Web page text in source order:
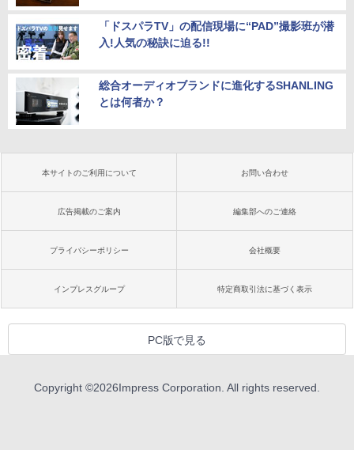
「ドスパラTV」の配信現場に“PAD”撮影班が潜
入!人気の秘訣に迫る!!
総合オーディオブランドに進化するSHANLING
とは何者か？
本サイトのご利用について お問い合わせ
広告掲載のご案内 編集部へのご連絡
プライバシーポリシー 会社概要
インプレスグループ 特定商取引法に基づく表示
PC版で見る
Copyright ©2026Impress Corporation. All rights reserved.